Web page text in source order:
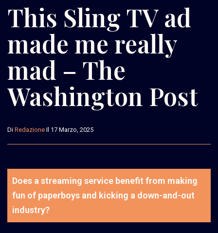
This Sling TV ad
made me really
mad – The
Washington Post
Di Redazione Il 17 Marzo, 2025
Does a streaming service benefit from making
fun of paperboys and kicking a down-and-out
industry?